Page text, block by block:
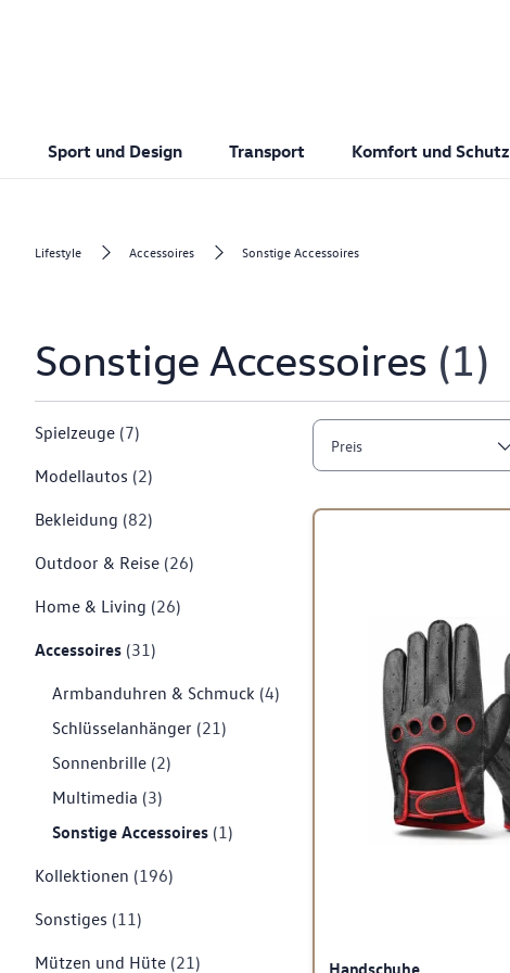
Sport und Design Transport Komfort und Schutz
Lifestyle Accessoires Sonstige Accessoires
Sonstige Accessoires 1
Spielzeuge (7)
Modellautos (2)
Bekleidung (82)
Outdoor & Reise (26)
Home & Living (26)
Accessoires (31)
Armbanduhren & Schmuck (4)
Schlüsselanhänger (21)
Sonnenbrille (2)
Multimedia (3)
Sonstige Accessoires (1)
Kollektionen (196)
Sonstiges (11)
Mützen und Hüte (21)
Preis
Handschuhe